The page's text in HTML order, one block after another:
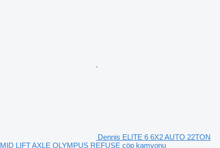
Dennis ELITE 6 6X2 AUTO 22TON
MID LIFT AXLE OLYMPUS REFUSE çöp kamyonu